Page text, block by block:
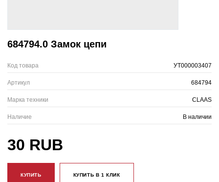
684794.0 Замок цепи
Код товара УТ000003407
Артикул 684794
Марка техники CLAAS
Наличие В наличии
30 RUB
КУПИТЬ КУПИТЬ В 1 КЛИК